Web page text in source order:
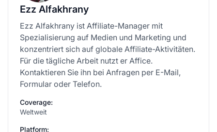
Ezz Alfakhrany
Ezz Alfakhrany ist Affiliate-Manager mit
Spezialisierung auf Medien und Marketing und
konzentriert sich auf globale Affiliate-Aktivitäten.
Für die tägliche Arbeit nutzt er Affice.
Kontaktieren Sie ihn bei Anfragen per E-Mail,
Formular oder Telefon.
Coverage:
Weltweit
Platform: